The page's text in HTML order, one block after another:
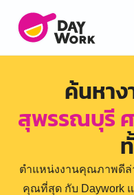
ค้นหา
สุพรรณบุรี
ตำแหน่งงานคุณภาพดี
คุณที่สุด กับ Daywork